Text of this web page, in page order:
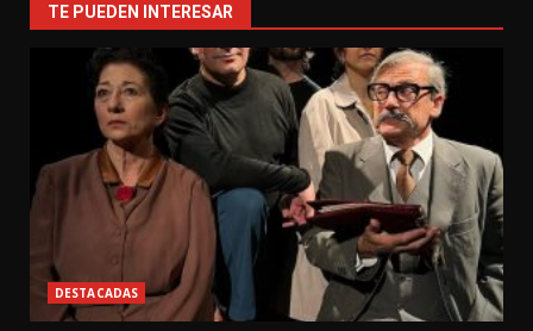
TE PUEDEN INTERESAR
DESTACADAS